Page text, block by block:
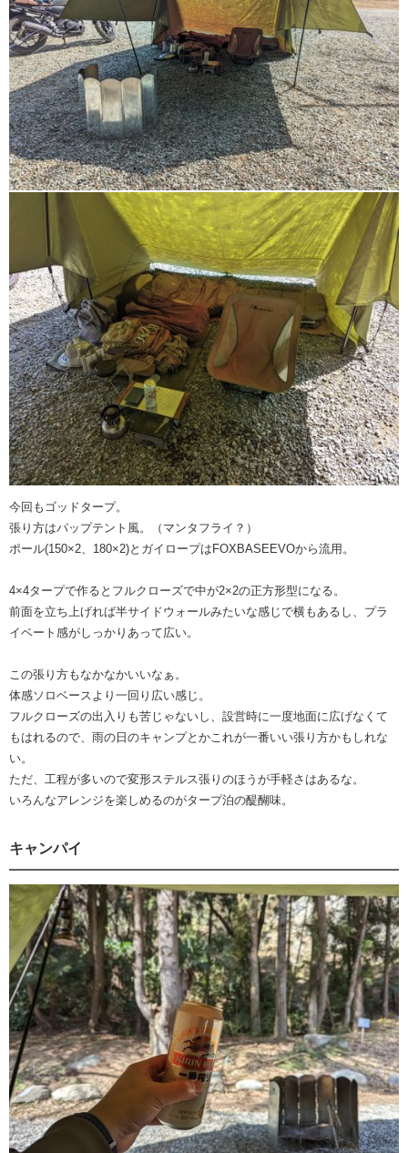
今回もゴッドタープ。
張り方はパップテント風。（マンタフライ？）
ポール(150×2、180×2)とガイロープはFOXBASEEVOから流用。
4×4タープで作るとフルクローズで中が2×2の正方形型になる。
前面を立ち上げれば半サイドウォールみたいな感じで横もあるし、プラ
イベート感がしっかりあって広い。
この張り方もなかなかいいなぁ。
体感ソロベースより一回り広い感じ。
フルクローズの出入りも苦じゃないし、設営時に一度地面に広げなくて
もはれるので、雨の日のキャンプとかこれが一番いい張り方かもしれな
い。
ただ、工程が多いので変形ステルス張りのほうが手軽さはあるな。
いろんなアレンジを楽しめるのがタープ泊の醍醐味。
キャンパイ